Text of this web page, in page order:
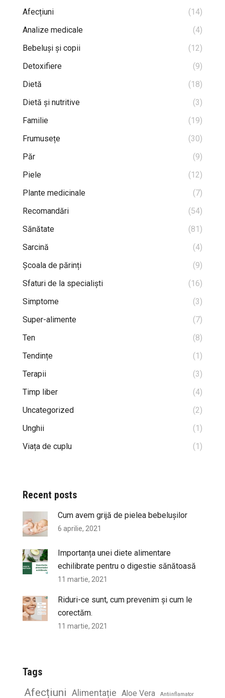
Afecțiuni
(14)
Analize medicale
(4)
Bebeluși și copii
(12)
Detoxifiere
(9)
Dietă
(18)
Dietă și nutritive
(3)
Familie
(19)
Frumusețe
(30)
Păr
(9)
Piele
(12)
Plante medicinale
(7)
Recomandări
(54)
Sănătate
(81)
Sarcină
(4)
Școala de părinți
(9)
Sfaturi de la specialiști
(16)
Simptome
(3)
Super-alimente
(7)
Ten
(8)
Tendințe
(1)
Terapii
(3)
Timp liber
(4)
Uncategorized
(2)
Unghii
(1)
Viața de cuplu
(1)
Recent posts
Cum avem grijă de pielea bebelușilor
6 aprilie, 2021
Importanța unei diete alimentare
echilibrate pentru o digestie sănătoasă
11 martie, 2021
Riduri-ce sunt, cum prevenim și cum le
corectăm.
11 martie, 2021
Tags
Afecțiuni Alimentație Aloe Vera Antiinflamator